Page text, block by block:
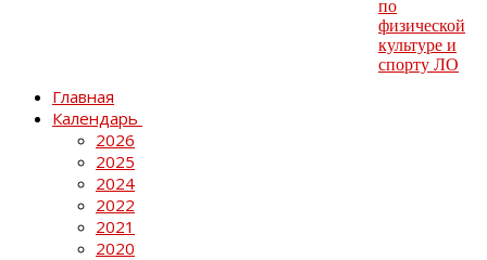
Главная
Календарь
2026
2025
2024
2022
2021
2020